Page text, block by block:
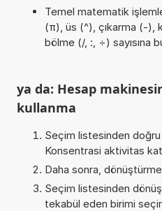
Temel matematik
(π), üs (^), çıkarma (-),
bölme (/, :, ÷) sayısına
ya da: Hesap
kullanma
Seçim listesinden
Konsentrasi aktivitas
Daha sonra,
Seçim listesinden
tekabül eden birimi